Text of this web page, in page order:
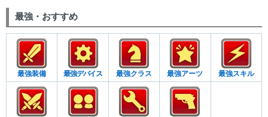
最強・おすすめ
最強装備 最強デバイス 最強クラス 最強アーツ 最強スキル